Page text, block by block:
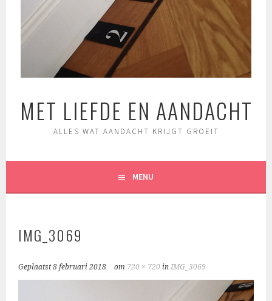
MET LIEFDE EN AANDACHT
ALLES WAT AANDACHT KRIJGT GROEIT
MENU
IMG_3069
Geplaatst8 februari 2018 om 720 × 720 inIMG_3069